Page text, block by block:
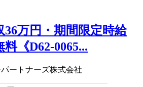
36万円・期間限定時給
《D62-0065...
ートナーズ株式会社